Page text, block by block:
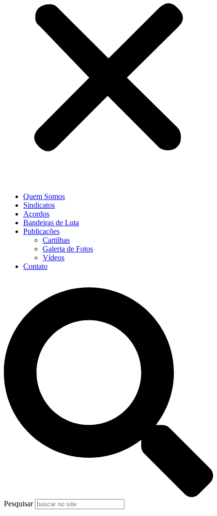
Quem Somos
Sindicatos
Acordos
Bandeiras de Luta
Publicações
Cartilhas
Galeria de Fotos
Vídeos
Contato
Pesquisar